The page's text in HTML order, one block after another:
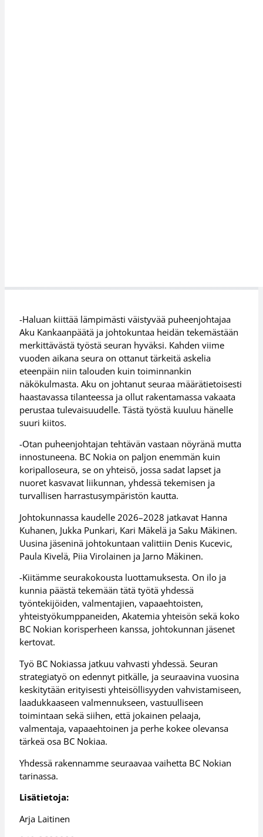
-Haluan kiittää lämpimästi väistyvää puheenjohtajaa
Aku Kankaanpäätä ja johtokuntaa heidän tekemästään
merkittävästä työstä seuran hyväksi. Kahden viime
vuoden aikana seura on ottanut tärkeitä askelia
eteenpäin niin talouden kuin toiminnankin
näkökulmasta. Aku on johtanut seuraa määrätietoisesti
haastavassa tilanteessa ja ollut rakentamassa vakaata
perustaa tulevaisuudelle. Tästä työstä kuuluu hänelle
suuri kiitos.
-Otan puheenjohtajan tehtävän vastaan nöyränä mutta
innostuneena. BC Nokia on paljon enemmän kuin
koripalloseura, se on yhteisö, jossa sadat lapset ja
nuoret kasvavat liikunnan, yhdessä tekemisen ja
turvallisen harrastusympäristön kautta.
Johtokunnassa kaudelle 2026–2028 jatkavat Hanna
Kuhanen, Jukka Punkari, Kari Mäkelä ja Saku Mäkinen.
Uusina jäseninä johtokuntaan valittiin Denis Kucevic,
Paula Kivelä, Piia Virolainen ja Jarno Mäkinen.
-Kiitämme seurakokousta luottamuksesta. On ilo ja
kunnia päästä tekemään tätä työtä yhdessä
työntekijöiden, valmentajien, vapaaehtoisten,
yhteistyökumppaneiden, Akatemia yhteisön sekä koko
BC Nokian korisperheen kanssa, johtokunnan jäsenet
kertovat.
Työ BC Nokiassa jatkuu vahvasti yhdessä. Seuran
strategiatyö on edennyt pitkälle, ja seuraavina vuosina
keskitytään erityisesti yhteisöllisyyden vahvistamiseen,
laadukkaaseen valmennukseen, vastuulliseen
toimintaan sekä siihen, että jokainen pelaaja,
valmentaja, vapaaehtoinen ja perhe kokee olevansa
tärkeä osa BC Nokiaa.
Yhdessä rakennamme seuraavaa vaihetta BC Nokian
tarinassa.
Lisätietoja:
Arja Laitinen